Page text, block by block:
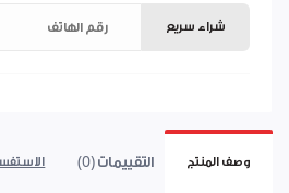
شراء سريع
وصف المنتج التقييمات (0)